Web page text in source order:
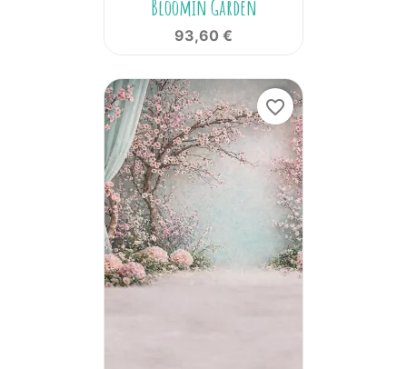
Bloomin Garden
93,60 €
favorite_border